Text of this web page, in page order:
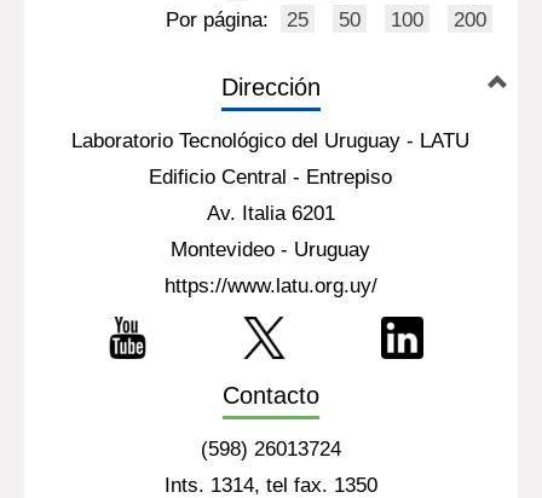
Por página:
25 50 100 200
Dirección
Laboratorio Tecnológico del Uruguay - LATU
Edificio Central - Entrepiso
Av. Italia 6201
Montevideo - Uruguay
https://www.latu.org.uy/
Contacto
(598) 26013724
Ints. 1314, tel fax. 1350